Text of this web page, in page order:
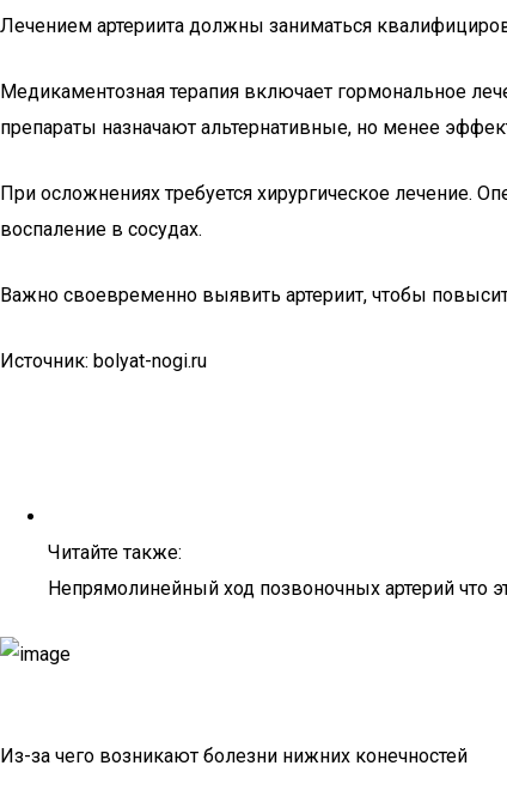
Лечением артериита должны заниматься
Медикаментозная терапия включает гормональное
препараты назначают альтернативные, но менее
При осложнениях требуется хирургическое лечение.
воспаление в сосудах.
Важно своевременно выявить артериит, чтобы
Источник: bolyat-nogi.ru
Читайте также:
Непрямолинейный ход позвоночных артерий что
Из-за чего возникают болезни нижних конечностей